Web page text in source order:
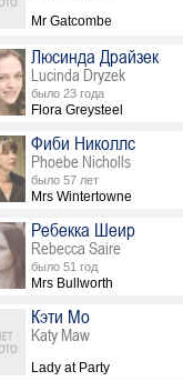
Mr Gatcombe
Люсинда Драйзек
Lucinda Dryzek
было 23 года
Flora Greysteel
Фиби Николлс
Phoebe Nicholls
было 57 лет
Mrs Wintertowne
Ребекка Шеир
Rebecca Saire
было 51 год
Mrs Bullworth
Кэти Мо
Katy Maw
Lady at Party